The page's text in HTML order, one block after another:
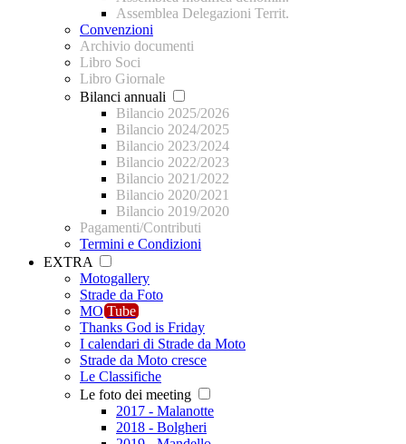
Assemblea Delegazioni Territ.
Convenzioni
Archivio documenti
Libro Soci
Libro Giornale
Bilanci annuali
Bilancio 2025/2026
Bilancio 2024/2025
Bilancio 2023/2024
Bilancio 2022/2023
Bilancio 2021/2022
Bilancio 2020/2021
Bilancio 2019/2020
Pagamenti/Contributi
Termini e Condizioni
EXTRA
Motogallery
Strade da Foto
MO Tube
Thanks God is Friday
I calendari di Strade da Moto
Strade da Moto cresce
Le Classifiche
Le foto dei meeting
2017 - Malanotte
2018 - Bolgheri